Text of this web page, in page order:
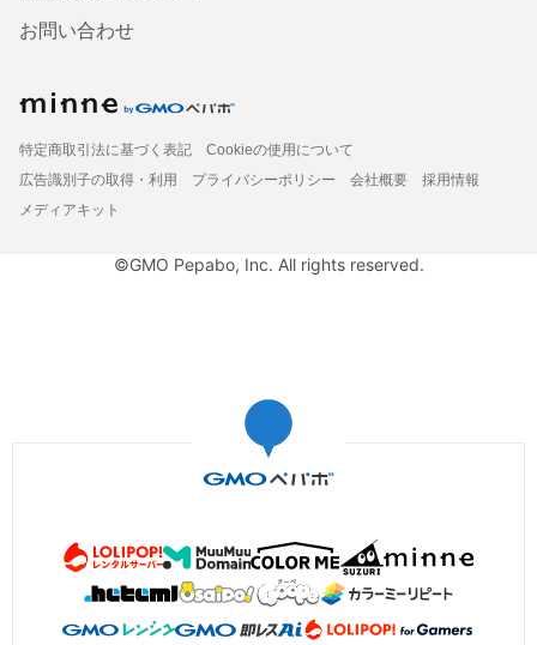
お問い合わせ
特定商取引法に基づく表記
Cookieの使用について
広告識別子の取得・利用
プライバシーポリシー 会社概要
採用情報
メディアキット
©GMO Pepabo, Inc. All rights reserved.